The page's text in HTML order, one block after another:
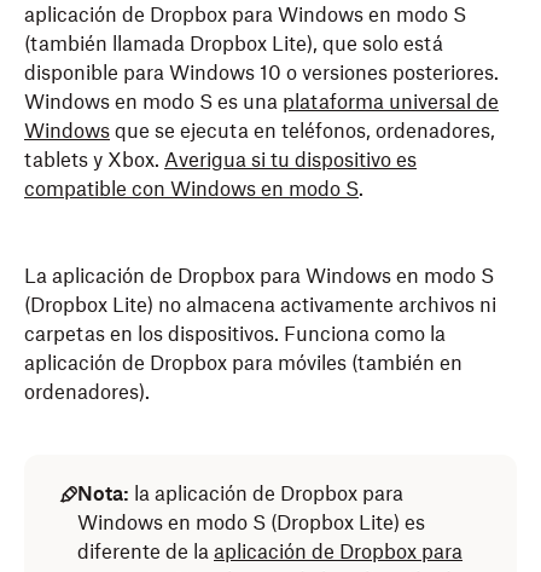
aplicación de Dropbox para Windows en modo S
(también llamada Dropbox Lite), que solo está
disponible para Windows 10 o versiones posteriores.
Windows en modo S es una plataforma universal de
Windows que se ejecuta en teléfonos, ordenadores,
tablets y Xbox. Averigua si tu dispositivo es
compatible con Windows en modo S.
La aplicación de Dropbox para Windows en modo S
(Dropbox Lite) no almacena activamente archivos ni
carpetas en los dispositivos. Funciona como la
aplicación de Dropbox para móviles (también en
ordenadores).
Nota: la aplicación de Dropbox para
Windows en modo S (Dropbox Lite) es
diferente de la aplicación de Dropbox para